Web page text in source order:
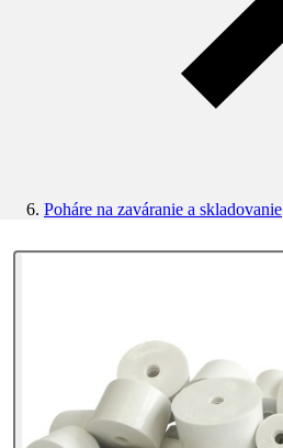
Poháre na zaváranie a skladovanie